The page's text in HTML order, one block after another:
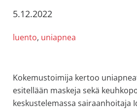
astma,
muut
sisäilma
tai
allergiat.
5.12.2022
luento, uniapnea
Kokemustoimija kertoo
esitellään maskeja sekä
keskustelemassa sairaanhoitaja